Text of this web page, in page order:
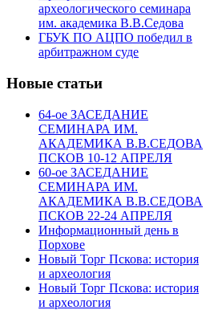
археологического семинара
им. академика В.В.Седова
ГБУК ПО АЦПО победил в
арбитражном суде
Новые статьи
64-ое ЗАСЕДАНИЕ
СЕМИНАРА ИМ.
АКАДЕМИКА В.В.СЕДОВА
ПСКОВ 10-12 АПРЕЛЯ
60-ое ЗАСЕДАНИЕ
СЕМИНАРА ИМ.
АКАДЕМИКА В.В.СЕДОВА
ПСКОВ 22-24 АПРЕЛЯ
Информационный день в
Порхове
Новый Торг Пскова: история
и археология
Новый Торг Пскова: история
и археология